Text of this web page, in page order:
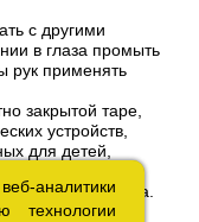
с другими
в глаза промыть
рук применять
закрытой таре,
устройств,
для детей,
лучей.
сбора мусора.
аналитики
аналитики